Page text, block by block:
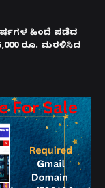
ಹಿಂದೆ ಪಡೆದ
ರೂ. ಮರಳಿಸಿದ